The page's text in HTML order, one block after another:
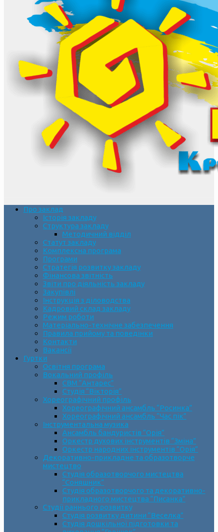
Про заклад
Історія закладу
Структура закладу
Методичний відділ
Статут закладу
Комплексна програма
Програми
Стратегія розвитку закладу
Фінансова звітність
Звіти про діяльність закладу
Закупівлі
Інструкція з діловодства
Кадровий склад закладу
Режим роботи
Матеріально-технічне забезпечення
Правила прийому та поведінки
Контакти
Вакансії
Гуртки
Освітня програма
Вокальний профіль
СВМ “Антарес”
Студія “Вікторія”
Хореографічний профіль
Хореографічний ансамбль “Росинка”
Хореографічний ансамбль “Час пік”
Інструментальна музика
Ансамбль бандуристів “Орія”
Оркестр духових інструментів “Зміна”
Оркестр народних інструментів “Орія”
Декоративно-прикладне та образотворче
мистецтво
Cтудія образотворчого мистецтва
“Соняшник”
Студія образотворчого та декоративно-
прикладного мистецтва “Писанка”
Студії раннього розвитку
Студія розвитку дитини “Веселка”
Студія дошкільної підготовки та